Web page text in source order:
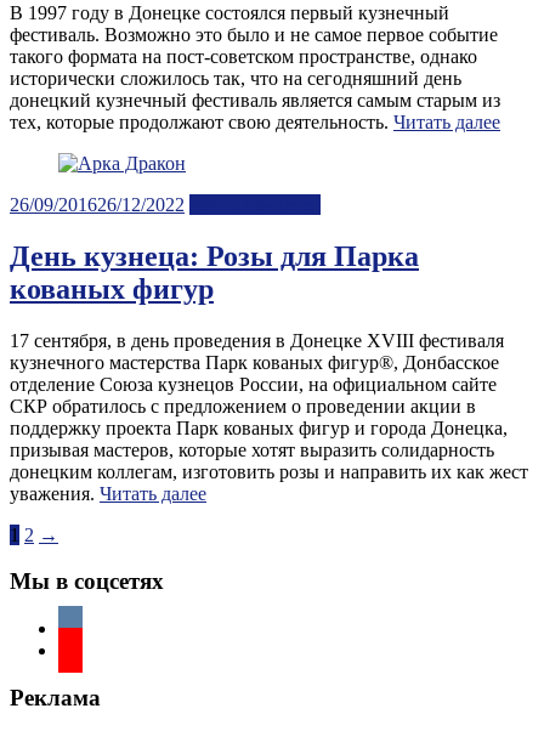
В 1997 году в Донецке состоялся первый кузнечный
фестиваль. Возможно это было и не самое первое событие
такого формата на пост-советском пространстве, однако
исторически сложилось так, что на сегодняшний день
донецкий кузнечный фестиваль является самым старым из
тех, которые продолжают свою деятельность. Читать далее
Posted
26/09/201626/12/2022
День кузнеца: Розы для Парка
кованых фигур
17 сентября, в день проведения в Донецке XVIII фестиваля
кузнечного мастерства Парк кованых фигур®, Донбасское
отделение Союза кузнецов России, на официальном сайте
СКР обратилось с предложением о проведении акции в
поддержку проекта Парк кованых фигур и города Донецка,
призывая мастеров, которые хотят выразить солидарность
донецким коллегам, изготовить розы и направить их как жест
уважения. Читать далее
Пагинация
записей
1 2 →
Мы в соцсетях
Реклама